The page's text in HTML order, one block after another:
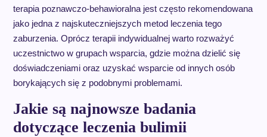
terapia poznawczo-behawioralna jest często rekomendowana
jako jedna z najskuteczniejszych metod leczenia tego
zaburzenia. Oprócz terapii indywidualnej warto rozważyć
uczestnictwo w grupach wsparcia, gdzie można dzielić się
doświadczeniami oraz uzyskać wsparcie od innych osób
borykających się z podobnymi problemami.
Jakie są najnowsze badania
dotyczące leczenia bulimii